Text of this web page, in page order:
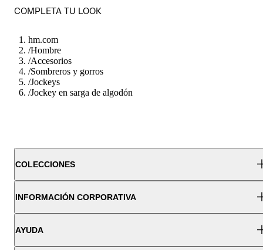
COMPLETA TU LOOK
hm.com
/Hombre
/Accesorios
/Sombreros y gorros
/Jockeys
/Jockey en sarga de algodón
COLECCIONES
INFORMACIÓN CORPORATIVA
AYUDA